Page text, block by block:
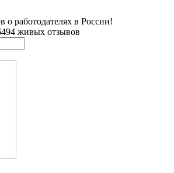
о работодателях в России!
живых отзывов